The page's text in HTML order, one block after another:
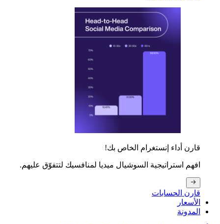
قارن أداء إنستغرام الخاص بك!
افهم استراتيجية السوشيال ميديا لمنافسيك لتتفوّق عليهم.
قارن الحسابات
الأسعار
المدونة